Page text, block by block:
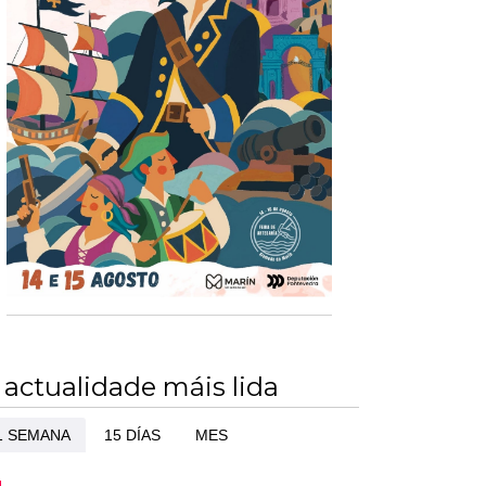
actualidade máis lida
SEMANA 15 DÍAS MES